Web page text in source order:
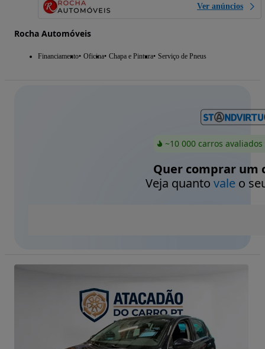
Ver anúncios
Rocha Automóveis
Financiamento Oficina Chapa e Pintura Serviço de Pneus
~10 000 carros
Quer comprar um
Veja quanto valeo